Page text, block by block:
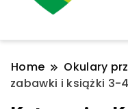
Home Okulary
zabawki i książki 3-